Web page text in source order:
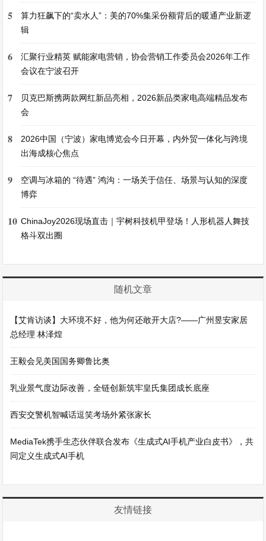
5
算力狂飙下的“卖水人”：美的70%集采份额背后的暖通产业新逻
辑
6
汇聚行业精英 赋能家电营销，协会营销工作委员会2026年工作
会议在宁波召开
7
贝克巴斯携两款网红新品亮相，2026新品类家电高端精品发布
会
8
2026中国（宁波）家电博览会今日开幕，内外贸一体化与跨境
出海成核心焦点
9
空调与冰箱的 “待遇” 鸿沟：一场关于信任、场景与认知的深度
博弈
10 ChinaJoy2026现场直击｜宇树科技机甲登场！人形机器人舞技
格斗双出圈
随机文章
【艾肯访谈】大环境不好，他为何还敢开大店?――广州昱安家居
总经理 林泽煌
王毅会见美国国务卿鲁比奥
乳业景气度边际改善，全链创新筑牢皇氏集团成长底座
西安交警机智喊话逗笑考场外紧张家长
MediaTek携手生态伙伴联合发布《生成式AI手机产业白皮书》，共
同定义生成式AI手机
友情链接